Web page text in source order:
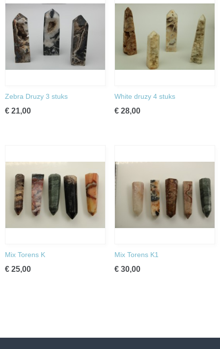
Zebra Druzy 3 stuks
€ 21,00
White druzy 4 stuks
€ 28,00
Mix Torens K
€ 25,00
Mix Torens K1
€ 30,00